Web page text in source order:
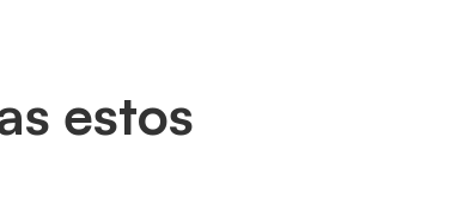
estos